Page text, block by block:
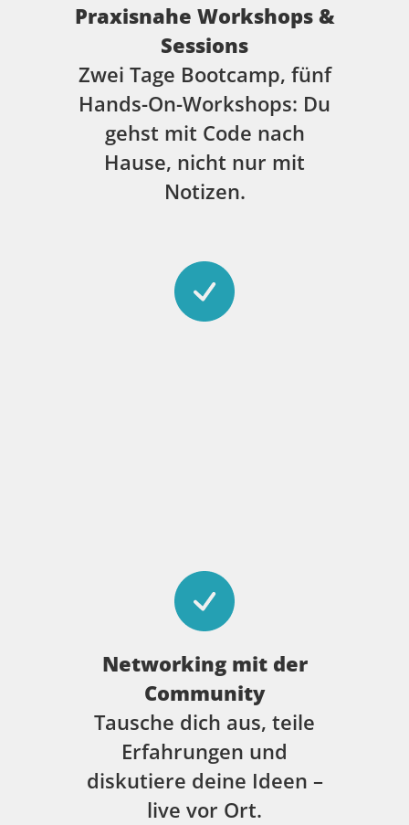
Praxisnahe Workshops &
Sessions
Zwei Tage Bootcamp, fünf
Hands-On-Workshops: Du
gehst mit Code nach
Hause, nicht nur mit
Notizen.
Networking mit der
Community
Tausche dich aus, teile
Erfahrungen und
diskutiere deine Ideen –
live vor Ort.